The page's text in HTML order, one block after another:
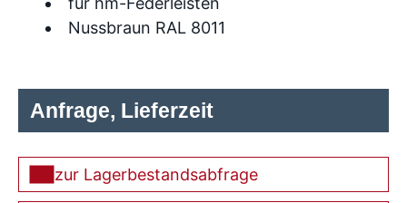
Nussbraun RAL 8011
Anfrage, Lieferzeit
zur Lagerbestandsabfrage